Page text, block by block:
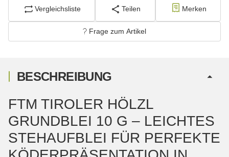
Vergleichsliste Teilen Merken
Frage zum Artikel
BESCHREIBUNG
FTM TIROLER HÖLZL
GRUNDBLEI 10 G – LEICHTES
STEHAUFBLEI FÜR PERFEKTE